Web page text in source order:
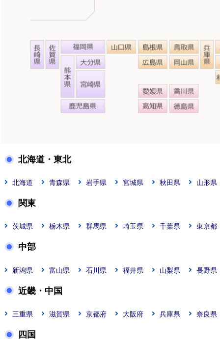
北海道・東北
北海道 青森県 岩手県 宮城県 秋田県 山形県
関東
茨城県 栃木県 群馬県 埼玉県 千葉県 東京都
中部
新潟県 富山県 石川県 福井県 山梨県 長野県
近畿・中国
三重県 滋賀県 京都府 大阪府 兵庫県 奈良県
四国